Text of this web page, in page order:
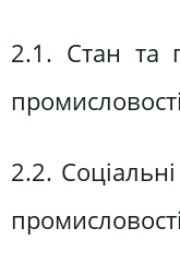
2.1. Стан та
2.2.